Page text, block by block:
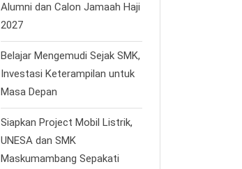
Alumni dan Calon Jamaah Haji
2027
Belajar Mengemudi Sejak SMK,
Investasi Keterampilan untuk
Masa Depan
Siapkan Project Mobil Listrik,
UNESA dan SMK
Maskumambang Sepakati